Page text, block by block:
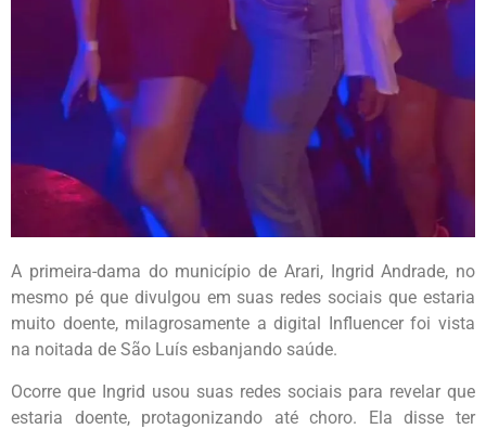
A primeira-dama do município de Arari, Ingrid Andrade, no
mesmo pé que divulgou em suas redes sociais que estaria
muito doente, milagrosamente a digital Influencer foi vista
na noitada de São Luís esbanjando saúde.
Ocorre que Ingrid usou suas redes sociais para revelar que
estaria doente, protagonizando até choro. Ela disse ter